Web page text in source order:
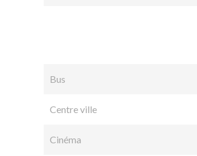
Bus
Centre ville
Cinéma